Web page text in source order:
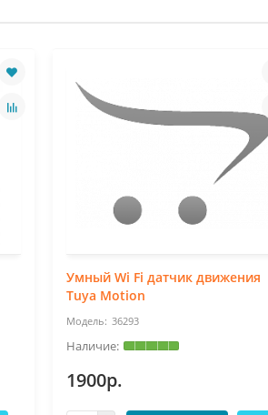
Умный Wi Fi датчик движения
Tuya Motion
36293
1900р.